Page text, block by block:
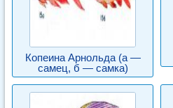
Копеина Арнольда (а —
самец, б — самка)